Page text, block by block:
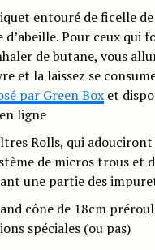
entouré de ficelle
d’abeille. Pour ceux qui
de butane, vous
et la laissez se
par Green Boxet
ligne
Rolls, qui adouciront
de micros trous et
une partie des
cône de 18cm
spéciales (ou pas)